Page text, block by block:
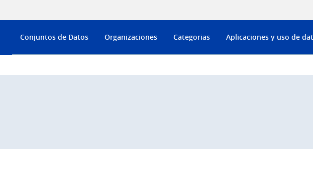
Conjuntos de Datos Organizaciones Categorias Aplicaciones y uso de